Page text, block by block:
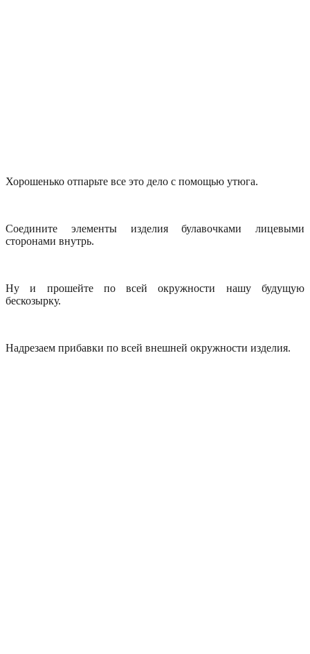
Хорошенько отпарьте все это дело с помощью утюга.
Соедините элементы изделия булавочками лицевыми
сторонами внутрь.
Ну и прошейте по всей окружности нашу будущую
бескозырку.
Надрезаем прибавки по всей внешней окружности изделия.